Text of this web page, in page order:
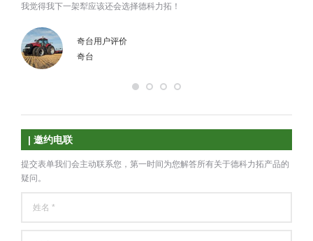
我觉得我下一架犁应该还会选择德科力拓！
奇台用户评价
奇台
| 邀约电联
提交表单我们会主动联系您，第一时间为您解答所有关于德科力拓产品的
疑问。